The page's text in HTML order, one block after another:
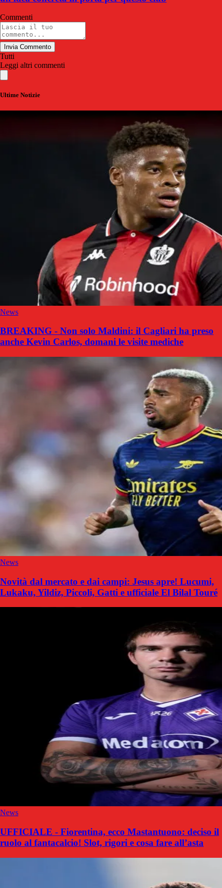
Commenti
Invia Commento
Tutti
Leggi altri commenti
Ultime Notizie
News
BREAKING - Non solo Maldini: il Cagliari ha preso
anche Kevin Carlos, domani le visite mediche
News
Novità dal mercato e dai campi: Jesus apre! Lucumi,
Lukaku, Yildiz, Piccoli, Gatti e ufficiale El Bilal Touré
News
UFFICIALE - Fiorentina, ecco Mastantuono: deciso il
ruolo al fantacalcio! Slot, rigori e cosa fare all’asta